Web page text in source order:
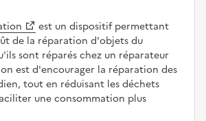
est un dispositif permettant
de la réparation d'objets du
sont réparés chez un réparateur
est d'encourager la réparation des
tout en réduisant les déchets
une consommation plus